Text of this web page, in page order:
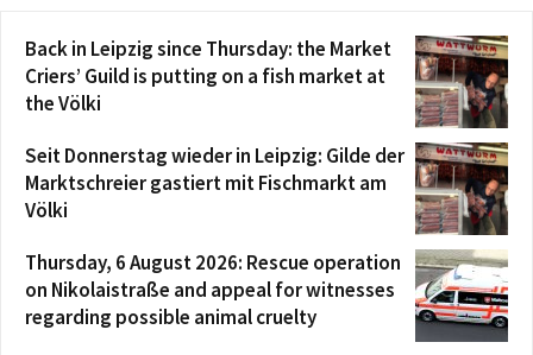
Back in Leipzig since Thursday: the Market
Criers’ Guild is putting on a fish market at
the Völki
Seit Donnerstag wieder in Leipzig: Gilde der
Marktschreier gastiert mit Fischmarkt am
Völki
Thursday, 6 August 2026: Rescue operation
on Nikolaistraße and appeal for witnesses
regarding possible animal cruelty